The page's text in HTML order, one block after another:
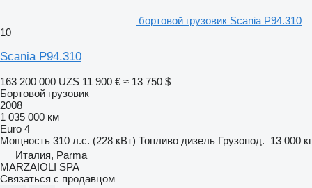
бортовой грузовик Scania P94.310
10
Scania P94.310
163 200 000 UZS 11 900 € ≈ 13 750 $
Бортовой грузовик
2008
1 035 000 км
Euro 4
Мощность 310 л.с. (228 кВт) Топливо дизель Грузопод. 13 000 кг
Италия, Parma
MARZAIOLI SPA
Связаться с продавцом